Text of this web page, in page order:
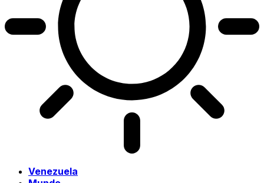
Venezuela